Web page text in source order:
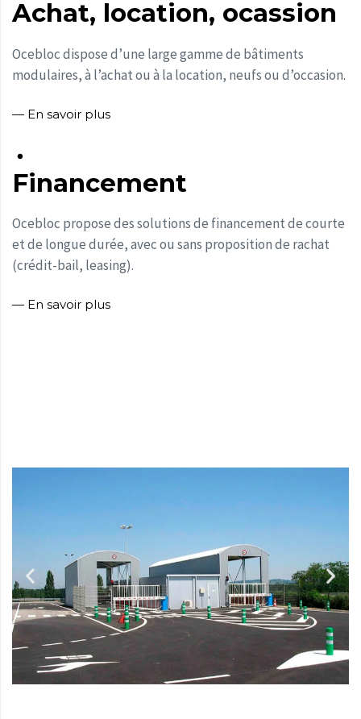
Achat, location, ocassion
Ocebloc dispose d’une large gamme de bâtiments
modulaires, à l’achat ou à la location, neufs ou d’occasion.
— En savoir plus
Financement
Ocebloc propose des solutions de financement de courte
et de longue durée, avec ou sans proposition de rachat
(crédit-bail, leasing).
— En savoir plus